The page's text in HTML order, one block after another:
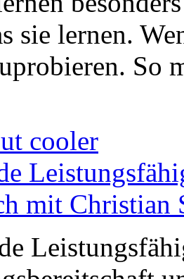
sie lernen.
So
cooler
mit Christian